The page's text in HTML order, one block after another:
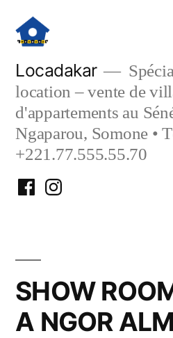
contenu
Locadakar
location – vente de
d'appartements au
Ngaparou, Somone •
+221.77.555.55.70
FacebookInstagram
SHOW
A NGOR